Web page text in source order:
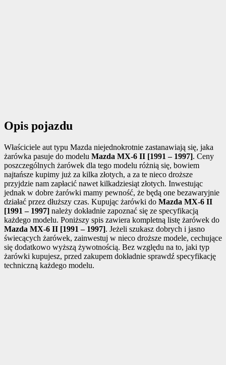
Opis pojazdu
Właściciele aut typu Mazda niejednokrotnie zastanawiają się, jaka
żarówka pasuje do modelu Mazda MX-6 II [1991 – 1997]. Ceny
poszczególnych żarówek dla tego modelu różnią się, bowiem
najtańsze kupimy już za kilka złotych, a za te nieco droższe
przyjdzie nam zapłacić nawet kilkadziesiąt złotych. Inwestując
jednak w dobre żarówki mamy pewność, że będą one bezawaryjnie
działać przez dłuższy czas. Kupując żarówki do Mazda MX-6 II
[1991 – 1997] należy dokładnie zapoznać się ze specyfikacją
każdego modelu. Poniższy spis zawiera kompletną listę żarówek do
Mazda MX-6 II [1991 – 1997]. Jeżeli szukasz dobrych i jasno
świecących żarówek, zainwestuj w nieco droższe modele, cechujące
się dodatkowo wyższą żywotnością. Bez względu na to, jaki typ
żarówki kupujesz, przed zakupem dokładnie sprawdź specyfikację
techniczną każdego modelu.